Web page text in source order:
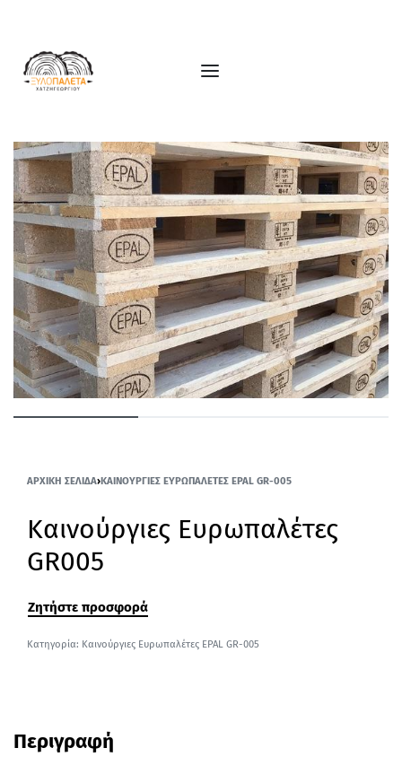
ΑΡΧΙΚΉ ΣΕΛΊΔΑ›ΚΑΙΝΟΎΡΓΙΕΣ ΕΥΡΩΠΑΛΈΤΕΣ EPAL GR-005
Καινούργιες Ευρωπαλέτες
GR005
Ζητήστε προσφορά
Κατηγορία: Καινούργιες Ευρωπαλέτες EPAL GR-005
Περιγραφή